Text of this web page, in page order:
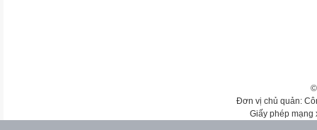
Đơn vị chủ quản:
Giấy phép mạng